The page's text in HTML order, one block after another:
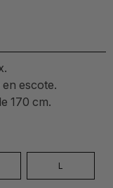
escote.
170 cm.
L